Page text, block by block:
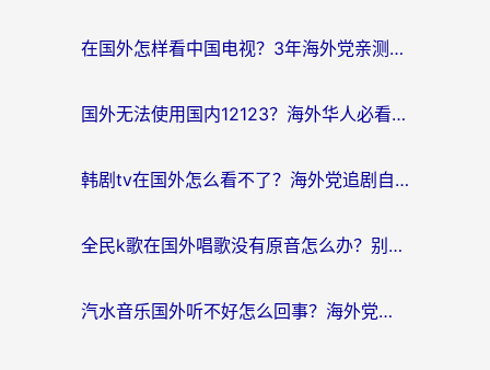
在国外怎样看中国电视？3年海外党亲测有效的追剧加速器指南
国外无法使用国内12123？海外华人必看：选对回国加速器，解决迪拜语音+12123访问难题
韩剧tv在国外怎么看不了？海外党追剧自由的终极解决方案来了
全民k歌在国外唱歌没有原音怎么办？别让地域限制毁了你的麦霸时刻
汽水音乐国外听不好怎么回事？海外党亲测有效的回国加速方案来了